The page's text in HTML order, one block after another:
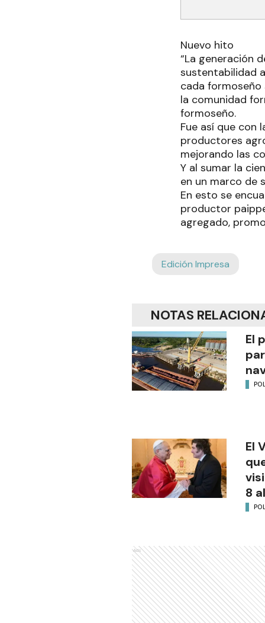
Nuevo hito
“La generación
sustentabilidad
cada formoseño
la comunidad
formoseño.
Fue así que con
productores
mejorando las
Y al sumar la
en un marco de
En esto se
productor
agregado,
Edición Impresa
NOTAS
El
El
8
Ads